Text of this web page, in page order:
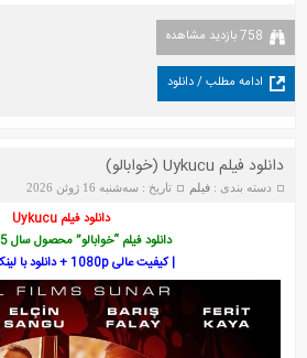
758 بازدید مشاهده
ادامه مطلب / دانلود
دانلود فیلم Uykucu (خوابالو)
دسته بندی :فیلم تاریخ : سه‌شنبه 16 ژوئن 2026
دانلود فیلم Uykucu
دانلود فیلم “خوابالو” محصول سال 2025 ترکیه
| کیفیت عالی 1080p + دانلود با لینک مستقیم |